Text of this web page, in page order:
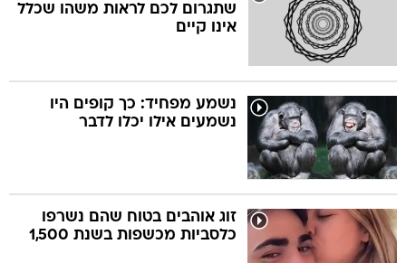
שתגרום לכם לראות משהו שכלל
אינו קיים
נשמע מפחיד: כך קופים היו
נשמעים אילו יכלו לדבר
זוג אוהבים בטוח שהם נשרפו
כלסביות מכשפות בשנת 1,500